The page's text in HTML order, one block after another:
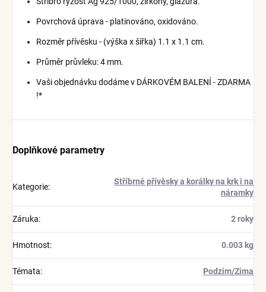
Povrchová úprava - platinováno, oxidováno.
Rozměr přívěsku - (výška x šířka) 1.1 x 1.1 cm.
Průměr průvleku: 4 mm.
Vaši objednávku dodáme v DÁRKOVÉM BALENÍ - ZDARMA
!*
Doplňkové parametry
Kategorie:
Stříbrné přívěsky a korálky na krk i na
náramky
Záruka: 2 roky
Hmotnost: 0.003 kg
Témata: Podzim/Zima